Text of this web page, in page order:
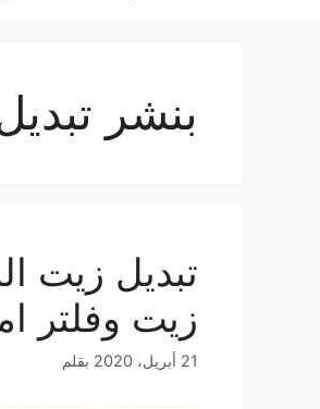
بنشر
زيت وفلتر
21 أبريل، 2020 بقلم